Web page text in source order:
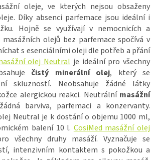
oleje, ve kterých nejsou obsaženy
Díky absenci parfemace jsou ideální i
Hojně se využívají v nemocnicích a
olejů bez parfemace spočívá v
s esenciálními oleji dle potřeb a přání
olej Neutral je ideální pro všechny
čistý minerální olej, který se
skluzností. Neobsahuje žádné látky
alergickou reakci. Neutrální masážní
barviva, parfemaci a konzervanty.
Neutral je k dostání o objemu 1000 ml,
balení 10 l. CosiMed masážní olej
všechny druhy masáží. Vyznačuje se
intenzivním kontaktem s pokožkou a